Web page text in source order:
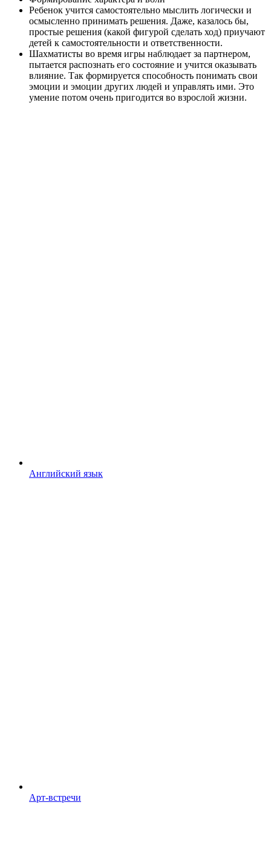
Ребенок учится самостоятельно мыслить логически и
осмысленно принимать решения. Даже, казалось бы,
простые решения (какой фигурой сделать ход) приучают
детей к самостоятельности и ответственности.
Шахматисты во время игры наблюдает за партнером,
пытается распознать его состояние и учится оказывать
влияние. Так формируется способность понимать свои
эмоции и эмоции других людей и управлять ими. Это
умение потом очень пригодится во взрослой жизни.
Английский язык
Арт-встречи